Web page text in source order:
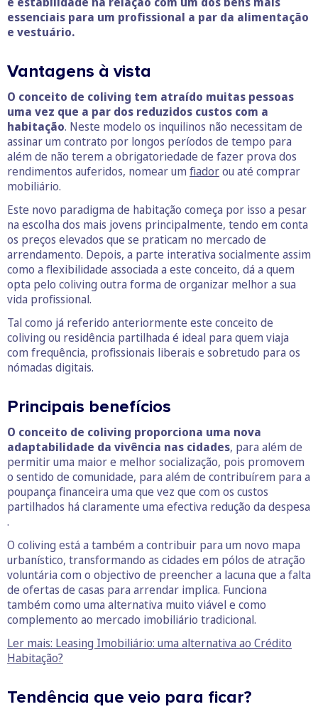
essenciais para um profissional a par da alimentação
e vestuário.
Vantagens à vista
O conceito de coliving tem atraído muitas pessoas
uma vez que a par dos reduzidos custos com a
habitação. Neste modelo os inquilinos não necessitam de
assinar um contrato por longos períodos de tempo para
além de não terem a obrigatoriedade de fazer prova dos
rendimentos auferidos, nomear um fiadorou até comprar
mobiliário.
Este novo paradigma de habitação começa por isso a pesar
na escolha dos mais jovens principalmente, tendo em conta
os preços elevados que se praticam no mercado de
arrendamento. Depois, a parte interativa socialmente assim
como a flexibilidade associada a este conceito, dá a quem
opta pelo coliving outra forma de organizar melhor a sua
vida profissional.
Tal como já referido anteriormente este conceito de
coliving ou residência partilhada é ideal para quem viaja
com frequência, profissionais liberais e sobretudo para os
nómadas digitais.
Principais benefícios
O conceito de coliving proporciona uma nova
adaptabilidade da vivência nas cidades, para além de
permitir uma maior e melhor socialização, pois promovem
o sentido de comunidade, para além de contribuírem para a
poupança financeira uma que vez que com os custos
partilhados há claramente uma efectiva redução da despesa
.
O coliving está a também a contribuir para um novo mapa
urbanístico, transformando as cidades em pólos de atração
voluntária com o objectivo de preencher a lacuna que a falta
de ofertas de casas para arrendar implica. Funciona
também como uma alternativa muito viável e como
complemento ao mercado imobiliário tradicional.
Ler mais: Leasing Imobiliário: uma alternativa ao Crédito
Habitação?
Tendência que veio para ficar?